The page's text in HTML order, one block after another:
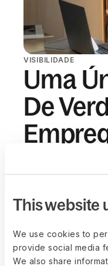
This website
We use cookies to
provide social media
We also share
VISIBILIDADE
Uma
De
Contratos,
dados da folha de
plataforma. As
ou Operações.